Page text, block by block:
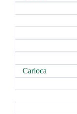
Carioca